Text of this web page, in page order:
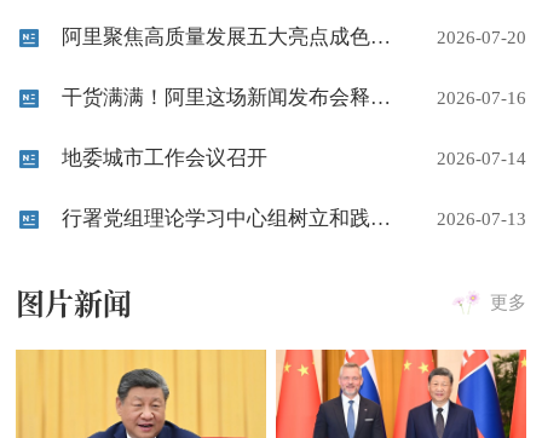
阿里聚焦高质量发展五大亮点成色十足 2026-07-20
干货满满！阿里这场新闻发布会释放多个信号 2026-07-16
地委城市工作会议召开 2026-07-14
行署党组理论学习中心组树立和践行正确政绩观学习教育第3次专题研讨会召开 2026-07-13
图片新闻 更多